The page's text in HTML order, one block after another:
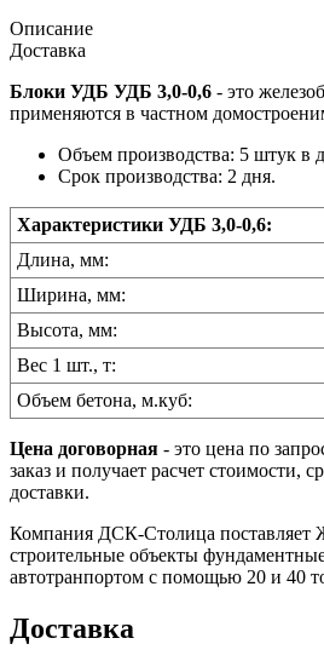
Описание
Доставка
Блоки УДБ УДБ 3,0-0,6 - это
применяются в частном
Объем производства: 5 штук в
Срок производства: 2 дня.
Характеристики УДБ 3,0-0,6:
Длина, мм:
Ширина, мм:
Высота, мм:
Вес 1 шт., т:
Объем бетона, м.куб:
Цена договорная - это цена по
заказ и получает расчет стоимости,
доставки.
Компания ДСК-Столица поставляет
строительные объекты
автотранпортом с помощью 20 и 40
Доставка